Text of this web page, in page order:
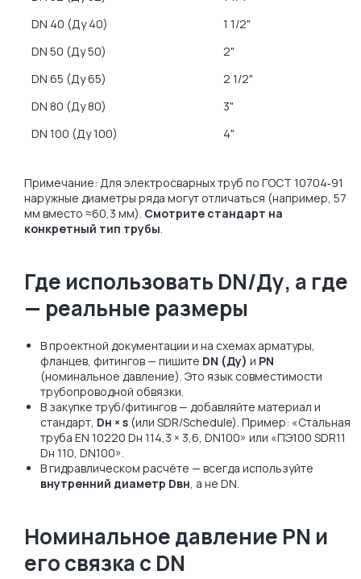
DN 40 (Ду 40)
1 1/2"
DN 50 (Ду 50)
2"
DN 65 (Ду 65)
2 1/2"
DN 80 (Ду 80)
3"
DN 100 (Ду 100)
4"
Примечание: Для электросварных труб по ГОСТ 10704‑91
наружные диаметры ряда могут отличаться (например, 57
мм вместо ≈60,3 мм). Смотрите стандарт на
конкретный тип трубы.
Где использовать DN/Ду, а где
— реальные размеры
В проектной документации и на схемах арматуры,
фланцев, фитингов — пишите DN (Ду) и PN
(номинальное давление). Это язык совместимости
трубопроводной обвязки.
В закупке труб/фитингов — добавляйте материал и
стандарт, Dн × s (или SDR/Schedule). Пример: «Стальная
труба EN 10220 Dн 114,3 × 3,6, DN100» или «ПЭ100 SDR11
Dн 110, DN100».
В гидравлическом расчёте — всегда используйте
внутренний диаметр Dвн, а не DN.
Номинальное давление PN и
его связка с DN